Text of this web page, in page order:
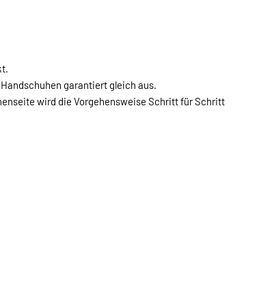
garantiert gleich aus.
wird die Vorgehensweise Schritt für Schritt